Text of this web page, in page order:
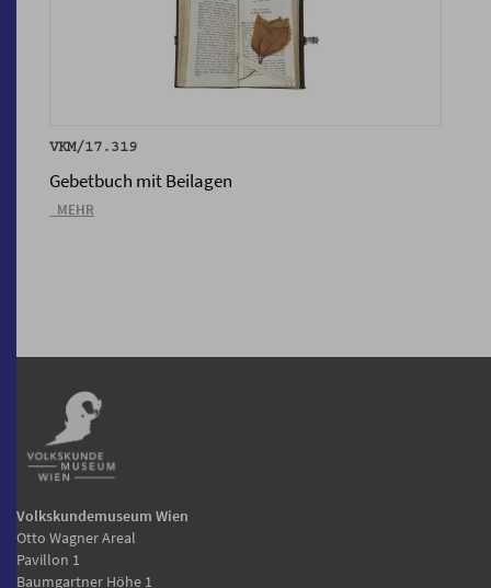
VKM/17.319
Gebetbuch mit Beilagen
_MEHR
Volkskundemuseum Wien
Otto Wagner Areal
Pavillon 1
Baumgartner Höhe 1